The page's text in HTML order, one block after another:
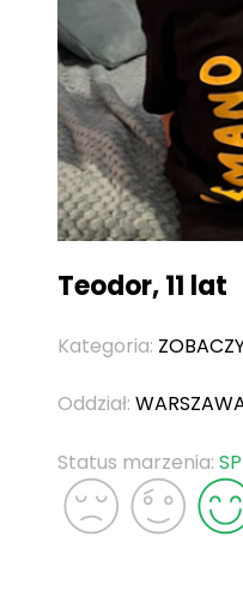
Teodor, 11 lat
Kategoria:
Oddział:
Status marzenia: